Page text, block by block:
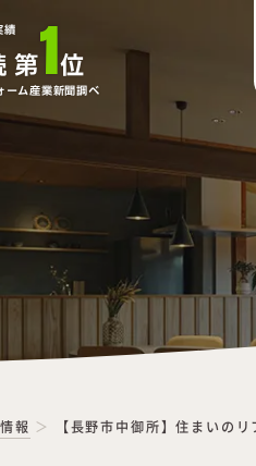
績
第1位
ム産業新聞調べ
報 【長野市中御所】住まいの